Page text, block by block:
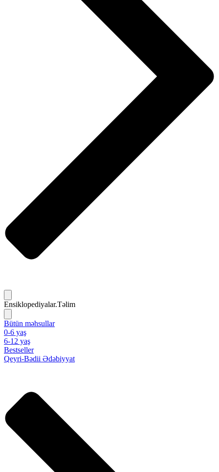
Ensiklopediyalar.Təlim
Bütün məhsullar
0-6 yaş
6-12 yaş
Bestseller
Qeyri-Bədii Ədəbiyyat